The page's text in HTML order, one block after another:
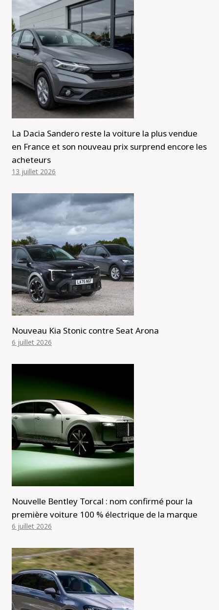
La Dacia Sandero reste la voiture la plus vendue
en France et son nouveau prix surprend encore les
acheteurs
13 juillet 2026
Nouveau Kia Stonic contre Seat Arona
6 juillet 2026
Nouvelle Bentley Torcal : nom confirmé pour la
première voiture 100 % électrique de la marque
6 juillet 2026